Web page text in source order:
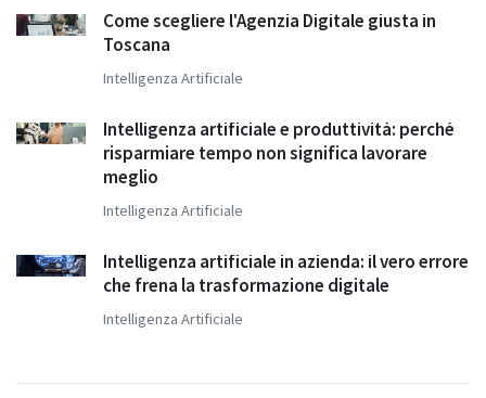
Come scegliere l'Agenzia Digitale giusta in
Toscana
Intelligenza Artificiale
Intelligenza artificiale e produttività: perché
risparmiare tempo non significa lavorare
meglio
Intelligenza Artificiale
Intelligenza artificiale in azienda: il vero errore
che frena la trasformazione digitale
Intelligenza Artificiale